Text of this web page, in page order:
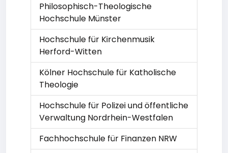
Philosophisch-Theologische
Hochschule Münster
Hochschule für Kirchenmusik
Herford-Witten
Kölner Hochschule für Katholische
Theologie
Hochschule für Polizei und öffentliche
Verwaltung Nordrhein-Westfalen
Fachhochschule für Finanzen NRW